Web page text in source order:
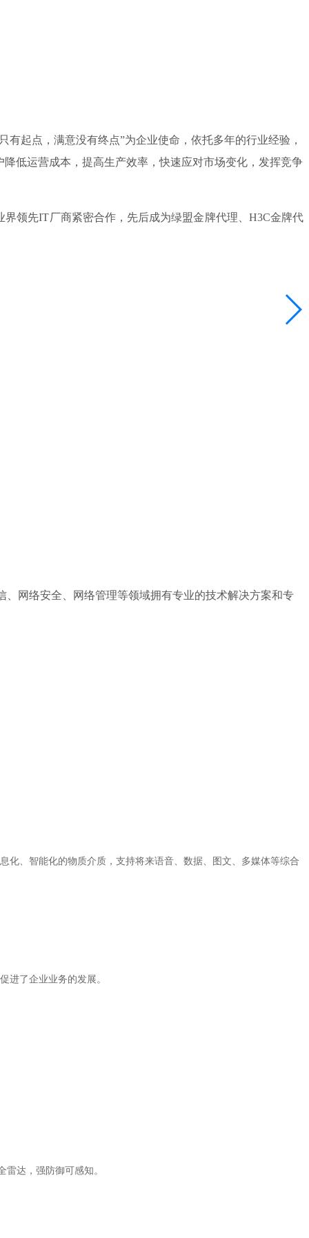
起点，满意没有终点”为企业使命，依托多年的行业经验，
低运营成本，提高生产效率，快速应对市场变化，发挥竞争
领先IT厂商紧密合作，先后成为绿盟金牌代理、H3C金牌代
网络安全、网络管理等领域拥有专业的技术解决方案和专
化、智能化的物质介质，支持将来语音、数据、图文、多媒体等综合
进了企业业务的发展。
达，强防御可感知。